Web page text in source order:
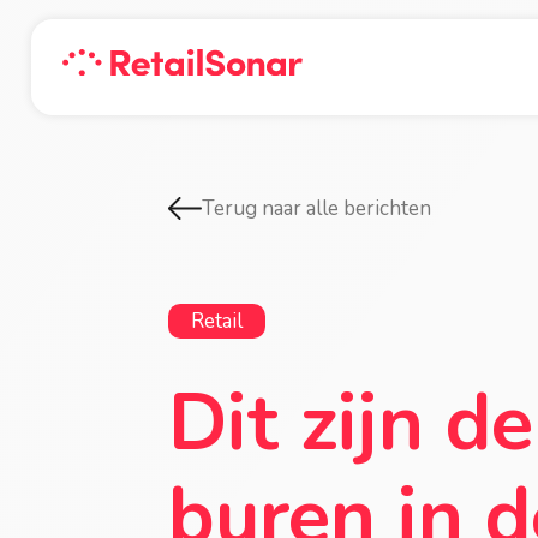
Terug naar alle berichten
Retail
Dit zijn